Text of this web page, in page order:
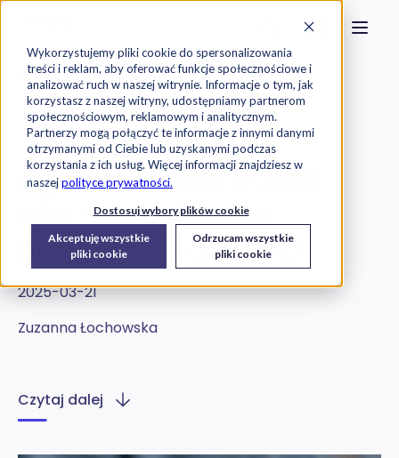
Wykorzystujemy pliki cookie do spersonalizowania
treści i reklam, aby oferować funkcje społecznościowe i
analizować ruch w naszej witrynie. Informacje o tym, jak
korzystasz z naszej witryny, udostępniamy partnerom
społecznościowym, reklamowym i analitycznym.
Partnerzy mogą połączyć te informacje z innymi danymi
otrzymanymi od Ciebie lub uzyskanymi podczas
korzystania z ich usług. Więcej informacji znajdziesz w
naszejpolityce prywatności.
Dostosuj wybory plików cookie
Akceptuję wszystkie
pliki cookie
Odrzucam wszystkie
pliki cookie
Szukaj na stronie
Skontaktuj
Exorigo-Upos Blog
Raporty
Lojalność klienta w 2025
roku – co wpływa na
przywiązanie do marki?
2025-03-21
Zuzanna Łochowska
Czytaj dalej